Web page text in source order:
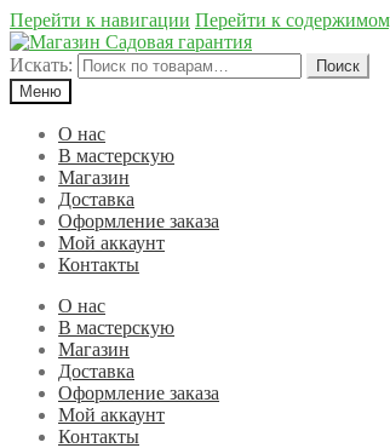
Перейти к навигации Перейти к
Искать:
Поиск
Меню
О нас
В мастерскую
Магазин
Доставка
Оформление заказа
Мой аккаунт
Контакты
О нас
В мастерскую
Магазин
Доставка
Оформление заказа
Мой аккаунт
Контакты